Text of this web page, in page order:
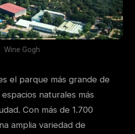
Wine Gogh
el parque más grande de
naturales más
Con más de 1.700
amplia variedad de